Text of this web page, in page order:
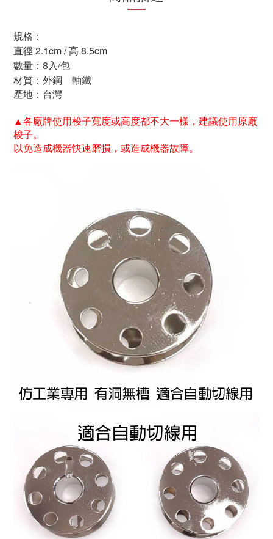
規格：
直徑 2.1cm /高 8.5cm
數量： 8入/包
材質：外鋼 軸鐵
產地：台灣
▲各廠牌使用梭子寬度或高度都不大一樣，建議使用原廠
梭子。
以免造成機器快速磨損，或造成機器故障。